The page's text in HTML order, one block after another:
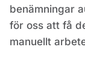
benämningar
för oss att få
manuellt